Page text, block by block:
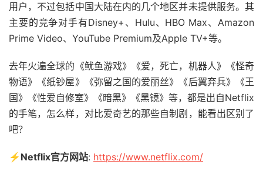
用户，不过包括中国大陆在内的几个地区并未提供服务。其
主要的竞争对手有Disney+、Hulu、HBO Max、Amazon
Prime Video、YouTube Premium及Apple TV+等。
去年火遍全球的《鱿鱼游戏》《爱，死亡，机器人》《怪奇
物语》《纸钞屋》《弥留之国的爱丽丝》《后翼弃兵》《王
国》《性爱自修室》《暗黑》《黑镜》等，都是出自Netflix
的手笔，怎么样，对比爱奇艺的那些自制剧，能看出区别了
吧？
⚡ Netflix官方网站: https://www.netflix.com/